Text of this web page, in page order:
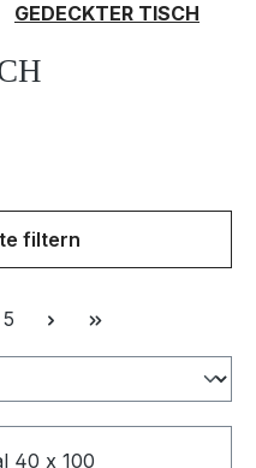
GEDECKTER TISCH
filtern
Seite
5